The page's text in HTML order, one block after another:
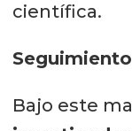
científica.
Bajo este